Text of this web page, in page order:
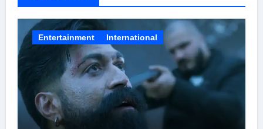
Entertainment International